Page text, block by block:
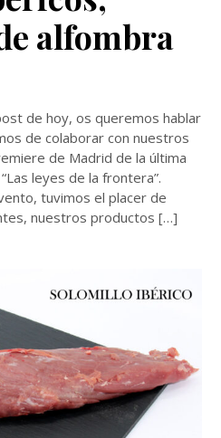
alfombra
de hoy, os queremos hablar
de colaborar con nuestros
de Madrid de la última
leyes de la frontera”.
tuvimos el placer de
nuestros productos […]